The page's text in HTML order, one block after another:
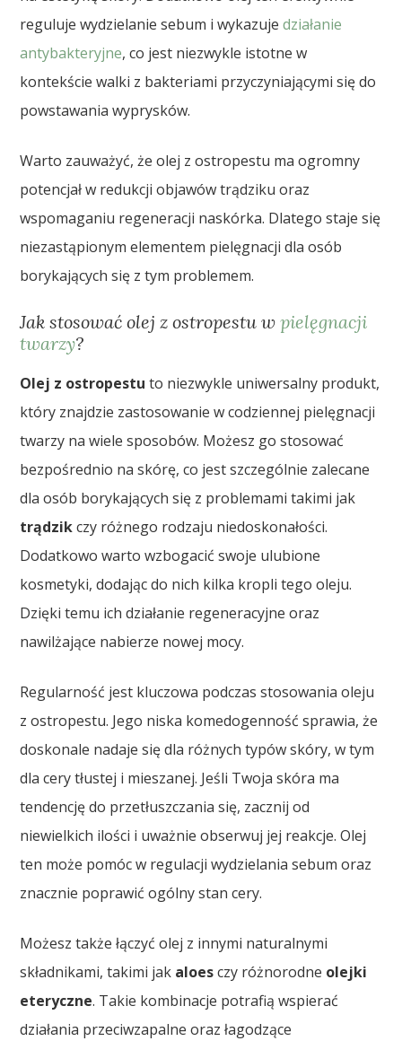
reguluje wydzielanie sebum i wykazujedziałanie
antybakteryjne, co jest niezwykle istotne w
kontekście walki z bakteriami przyczyniającymi się do
powstawania wyprysków.
Warto zauważyć, że olej z ostropestu ma ogromny
potencjał w redukcji objawów trądziku oraz
wspomaganiu regeneracji naskórka. Dlatego staje się
niezastąpionym elementem pielęgnacji dla osób
borykających się z tym problemem.
Jak stosować olej z ostropestu wpielęgnacji
twarzy?
Olej z ostropestu to niezwykle uniwersalny produkt,
który znajdzie zastosowanie w codziennej pielęgnacji
twarzy na wiele sposobów. Możesz go stosować
bezpośrednio na skórę, co jest szczególnie zalecane
dla osób borykających się z problemami takimi jak
trądzikczy różnego rodzaju niedoskonałości.
Dodatkowo warto wzbogacić swoje ulubione
kosmetyki, dodając do nich kilka kropli tego oleju.
Dzięki temu ich działanie regeneracyjne oraz
nawilżające nabierze nowej mocy.
Regularność jest kluczowa podczas stosowania oleju
z ostropestu. Jego niska komedogenność sprawia, że
doskonale nadaje się dla różnych typów skóry, w tym
dla cery tłustej i mieszanej. Jeśli Twoja skóra ma
tendencję do przetłuszczania się, zacznij od
niewielkich ilości i uważnie obserwuj jej reakcje. Olej
ten może pomóc w regulacji wydzielania sebum oraz
znacznie poprawić ogólny stan cery.
Możesz także łączyć olej z innymi naturalnymi
składnikami, takimi jak aloesczy różnorodne olejki
eteryczne. Takie kombinacje potrafią wspierać
działania przeciwzapalne oraz łagodzące